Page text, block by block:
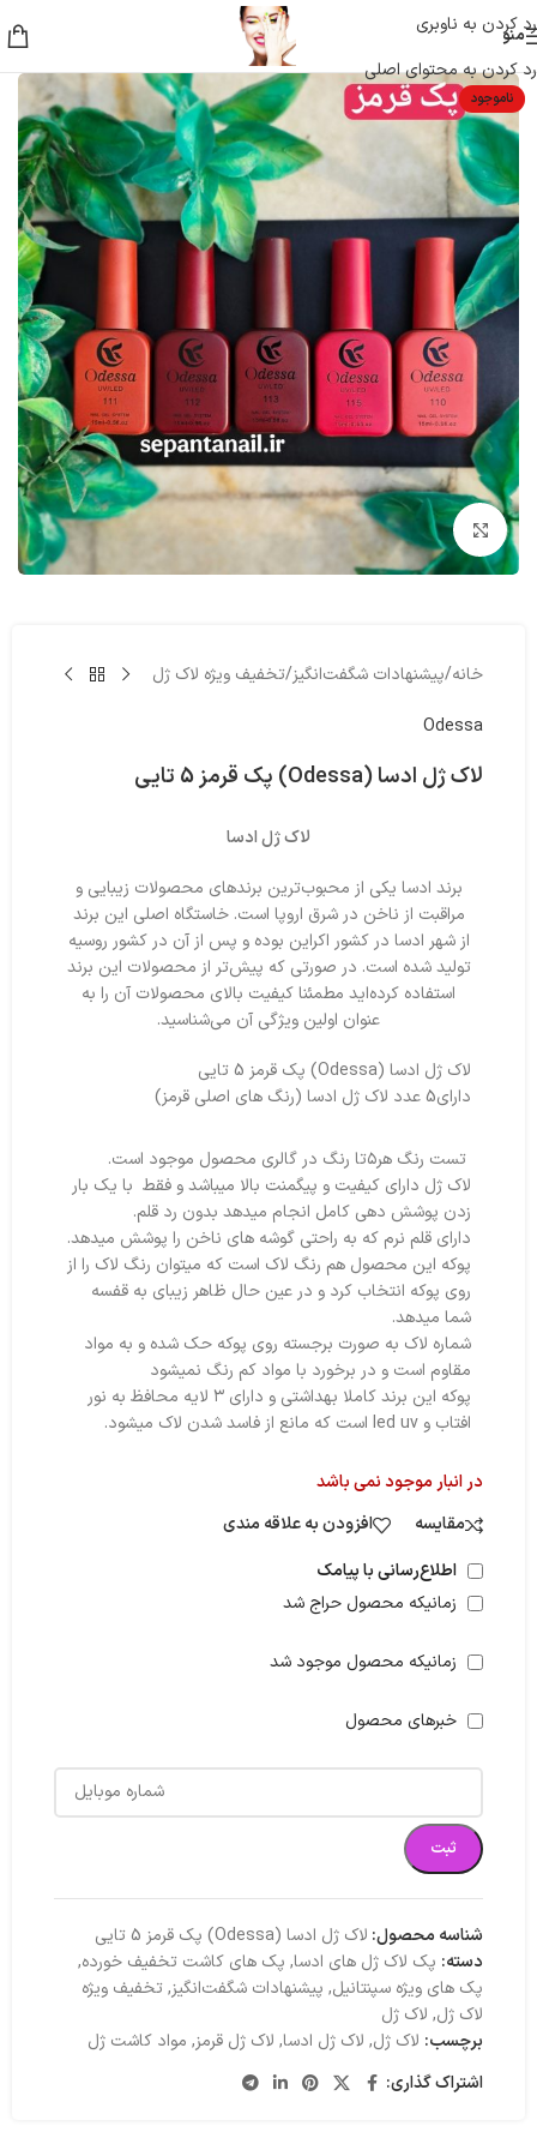
رد کردن به ناوبری
رد کردن به محتوای اصلی
منو
ناموجود
بزرگنمایی تصویر
خانه/پیشنهادات شگفت‌انگیز/تخفیف ویژه لاک ژل
Odessa
لاک ژل ادسا (Odessa) پک قرمز 5 تایی
لاک ژل ادسا
برند ادسا یکی از محبوب‌ترین برندهای محصولات زیبایی و
مراقبت از ناخن در شرق اروپا است. خاستگاه اصلی این برند
از شهر ادسا در کشور اکراین بوده و پس از آن در کشور روسیه
تولید شده است. در صورتی که پیش‌تر از محصولات این برند
استفاده کرده‌اید مطمئنا کیفیت بالای محصولات آن را به
عنوان اولین ویژگی آن می‌شناسید.
لاک ژل ادسا (Odessa) پک قرمز 5 تایی
دارای5 عدد لاک ژل ادسا (رنگ های اصلی قرمز)
تست رنگ هر۵تا رنگ در گالری محصول موجود است.
لاک ژل دارای کیفیت و پیگمنت بالا میباشد و فقط با یک بار
زدن پوشش دهی کامل انجام میدهد بدون رد قلم.
دارای قلم نرم که به راحتی گوشه های ناخن را پوشش میدهد.
پوکه این محصول هم رنگ لاک است که میتوان رنگ لاک را از
روی پوکه انتخاب کرد و در عین حال ظاهر زیبای به قفسه
شما میدهد.
شماره لاک به صورت برجسته روی پوکه حک شده و به مواد
مقاوم است و در برخورد با مواد کم رنگ نمیشود
پوکه این برند کاملا بهداشتی و دارای ۳ لایه محافظ به نور
افتاب و led uv است که مانع از فاسد شدن لاک میشود.
در انبار موجود نمی باشد
مقایسه
افزودن به علاقه مندی
اطلاع‌رسانی با پیامک
زمانیکه محصول حراج شد
زمانیکه محصول موجود شد
خبرهای محصول
ثبت
شناسه محصول: لاک ژل ادسا (Odessa) پک قرمز 5 تایی
دسته: پک لاک ژل های ادسا, پک های کاشت تخفیف خورده,
پک های ویژه سپنتانیل, پیشنهادات شگفت‌انگیز,تخفیف ویژه
لاک ژل, لاک ژل
برچسب: لاک ژل, لاک ژل ادسا, لاک ژل قرمز, مواد کاشت ژل
اشتراک گذاری: